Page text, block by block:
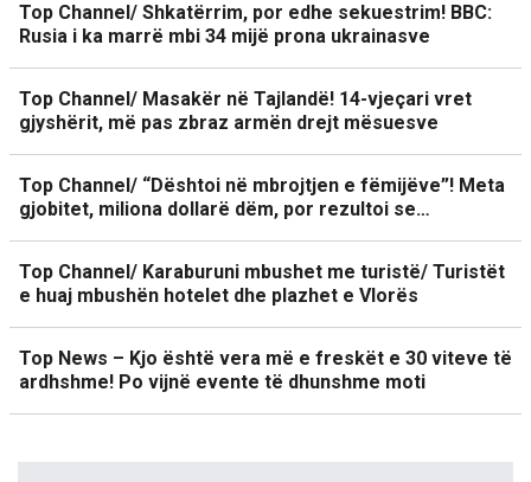
Top Channel/ Shkatërrim, por edhe sekuestrim! BBC:
Rusia i ka marrë mbi 34 mijë prona ukrainasve
Top Channel/ Masakër në Tajlandë! 14-vjeçari vret
gjyshërit, më pas zbraz armën drejt mësuesve
Top Channel/ “Dështoi në mbrojtjen e fëmijëve”! Meta
gjobitet, miliona dollarë dëm, por rezultoi se…
Top Channel/ Karaburuni mbushet me turistë/ Turistët
e huaj mbushën hotelet dhe plazhet e Vlorës
Top News – Kjo është vera më e freskët e 30 viteve të
ardhshme! Po vijnë evente të dhunshme moti